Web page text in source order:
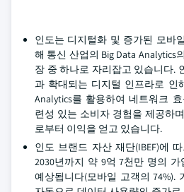
인도는 디지털화 및 증가된 모바
해 통신 산업의 Big Data Analytics
장 중 하나로 자리잡고 있습니다.
과 확대되는 디지털 인프라로 인
Analytics를 활용하여 네트워크
련성 있는 소비자 경험을 제공하
로부터 이익을 얻고 있습니다.
인도 브랜드 자산 재단(IBEF)에
2030년까지 약 9억 7천만 명의
예상됩니다(모바일 고객의 74%).